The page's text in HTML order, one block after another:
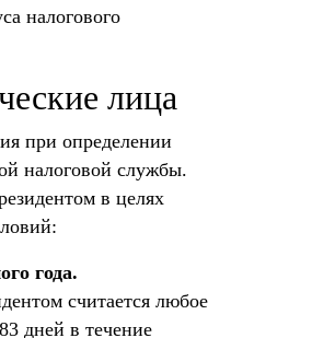
налогового
лица
при определении
налоговой службы.
в целях
года.
считается любое
дней в течение